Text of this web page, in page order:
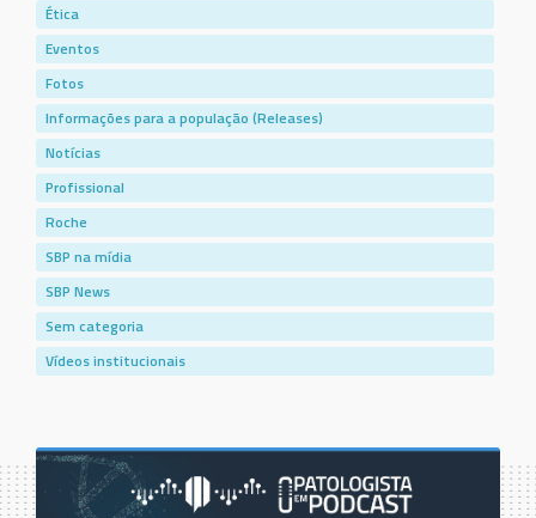
Ética
Eventos
Fotos
Informações para a população (Releases)
Notícias
Profissional
Roche
SBP na mídia
SBP News
Sem categoria
Vídeos institucionais